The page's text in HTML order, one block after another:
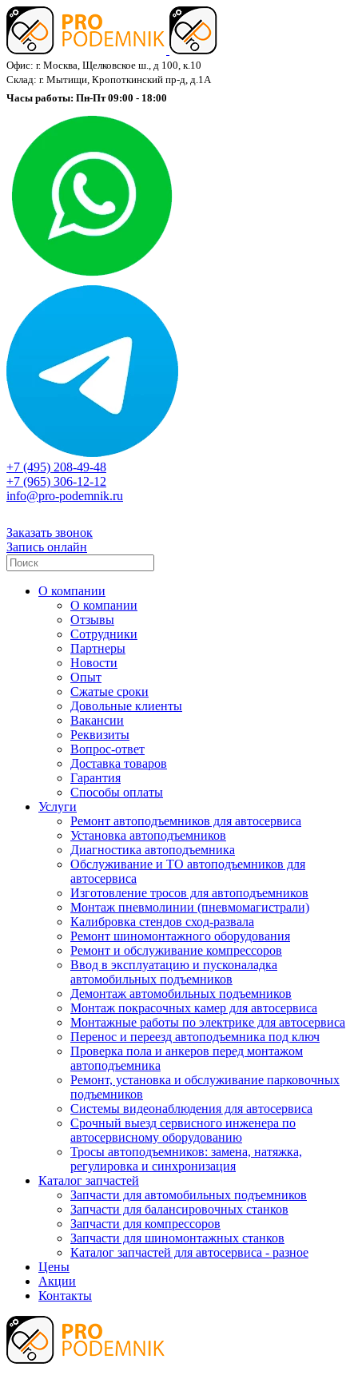
Офис: г. Москва, Щелковское ш., д 100, к.10
Склад: г. Мытищи, Кропоткинский пр-д, д.1А
Часы работы: Пн-Пт 09:00 - 18:00
+7 (495) 208-49-48
+7 (965) 306-12-12
info@pro-podemnik.ru
Заказать звонок
Запись онлайн
О компании
О компании
Отзывы
Сотрудники
Партнеры
Новости
Опыт
Сжатые сроки
Довольные клиенты
Вакансии
Реквизиты
Вопрос-ответ
Доставка товаров
Гарантия
Способы оплаты
Услуги
Ремонт автоподъемников для автосервиса
Установка автоподъемников
Диагностика автоподъемника
Обслуживание и ТО автоподъемников для
автосервиса
Изготовление тросов для автоподъемников
Монтаж пневмолинии (пневмомагистрали)
Калибровка стендов сход-развала
Ремонт шиномонтажного оборудования
Ремонт и обслуживание компрессоров
Ввод в эксплуатацию и пусконаладка
автомобильных подъемников
Демонтаж автомобильных подъемников
Монтаж покрасочных камер для автосервиса
Монтажные работы по электрике для автосервиса
Перенос и переезд автоподъемника под ключ
Проверка пола и анкеров перед монтажом
автоподъемника
Ремонт, установка и обслуживание парковочных
подъемников
Системы видеонаблюдения для автосервиса
Срочный выезд сервисного инженера по
автосервисному оборудованию
Тросы автоподъемников: замена, натяжка,
регулировка и синхронизация
Каталог запчастей
Запчасти для автомобильных подъемников
Запчасти для балансировочных станков
Запчасти для компрессоров
Запчасти для шиномонтажных станков
Каталог запчастей для автосервиса - разное
Цены
Акции
Контакты